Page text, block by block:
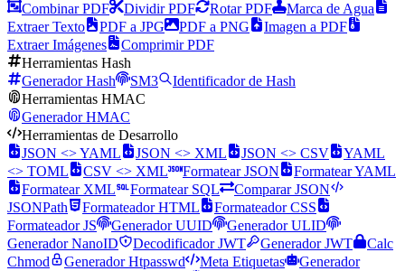
Combinar PDF
Dividir PDF Rotar PDF
Marca de Agua
Extraer Texto
PDF a JPG PDF a PNG
Imagen a PDF
Extraer Imágenes
Comprimir PDF
Herramientas Hash
Generador Hash
SM3
Identificador de Hash
Herramientas HMAC
Generador HMAC
Herramientas de Desarrollo
JSON <> YAML
JSON <> XML JSON <> CSV
YAML
<> TOML
CSV <> XML Formatear JSON
Formatear YAML
Formatear XML
Formatear SQL
Comparar JSON
JSONPath
Formateador HTML
Formateador CSS
Formateador JS
Generador UUID
Generador ULID
Generador NanoID
Decodificador JWT Generador JWT
Calc
Chmod
Generador Htpasswd Meta Etiquetas
Generador